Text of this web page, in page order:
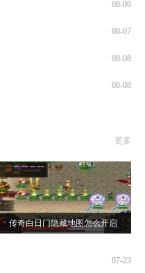
08-06
08-07
08-08
08-08
更多
传奇白日门隐藏地图怎么开启
07-23